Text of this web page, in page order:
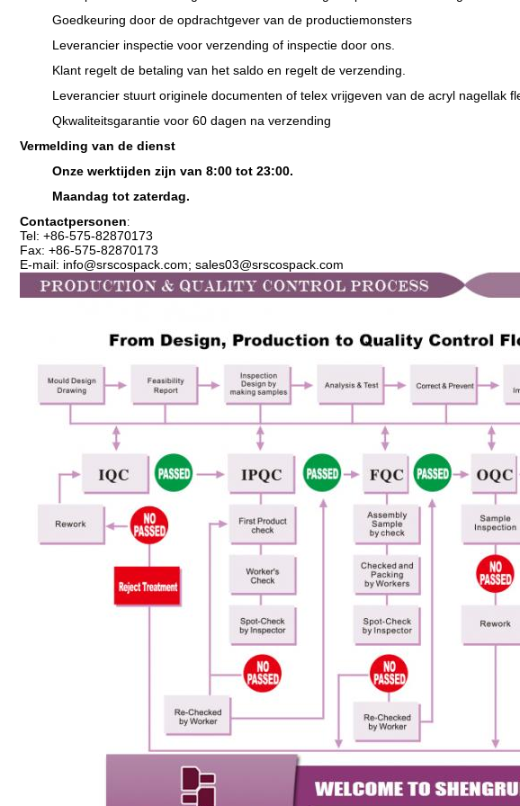
Goedkeuring door de opdrachtgever van de productiemonsters
Leverancier inspectie voor verzending of inspectie door ons.
Klant regelt de betaling van het saldo en regelt de verzending.
Leverancier stuurt originele documenten of telex vrijgeven van de acryl nagellak
Qkwaliteitsgarantie voor 60 dagen na verzending
Vermelding van de dienst
Onze werktijden zijn van 8:00 tot 23:00.
Maandag tot zaterdag.
Contactpersonen:
Tel: +86-575-82870173
Fax: +86-575-82870173
E-mail: info@srscospack.com; sales03@srscospack.com